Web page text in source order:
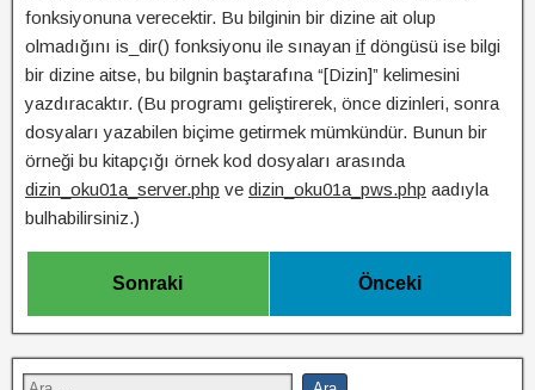
fonksiyonuna verecektir. Bu bilginin bir dizine ait olup
olmadığını is_dir() fonksiyonu ile sınayan if döngüsü ise bilgi
bir dizine aitse, bu bilgnin baştarafına “[Dizin]” kelimesini
yazdıracaktır. (Bu programı geliştirerek, önce dizinleri, sonra
dosyaları yazabilen biçime getirmek mümkündür. Bunun bir
örneği bu kitapçığı örnek kod dosyaları arasında
dizin_oku01a_server.php ve dizin_oku01a_pws.php aadıyla
bulhabilirsiniz.)
Sonraki Önceki